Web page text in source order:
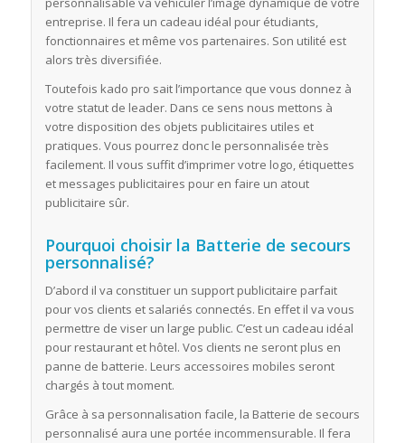
entreprise. Il fera un cadeau idéal pour étudiants,
fonctionnaires et même vos partenaires. Son utilité est
alors très diversifiée.
Toutefois kado pro sait l’importance que vous donnez à
votre statut de leader. Dans ce sens nous mettons à
votre disposition des objets publicitaires utiles et
pratiques. Vous pourrez donc le personnalisée très
facilement. Il vous suffit d’imprimer votre logo, étiquettes
et messages publicitaires pour en faire un atout
publicitaire sûr.
Pourquoi choisir la Batterie de secours
personnalisé?
D’abord il va constituer un support publicitaire parfait
pour vos clients et salariés connectés. En effet il va vous
permettre de viser un large public. C’est un cadeau idéal
pour restaurant et hôtel. Vos clients ne seront plus en
panne de batterie. Leurs accessoires mobiles seront
chargés à tout moment.
Grâce à sa personnalisation facile, la Batterie de secours
personnalisé aura une portée incommensurable. Il fera